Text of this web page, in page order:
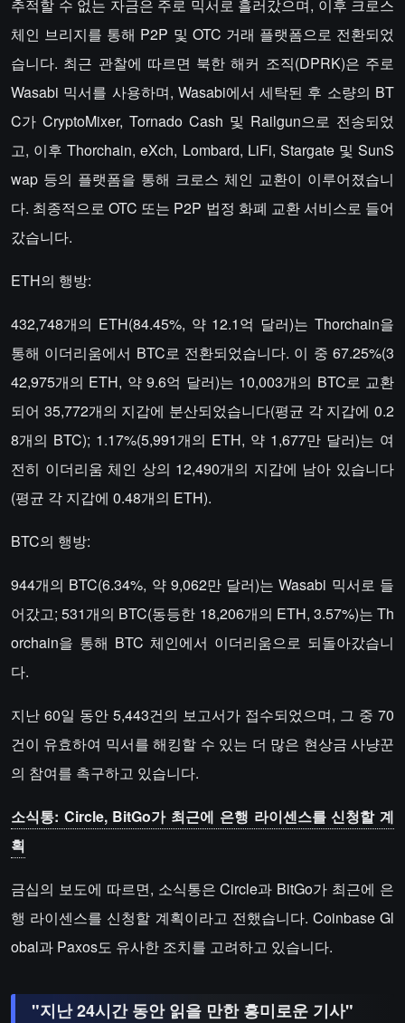
추적할 수 없는 자금은 주로 믹서로 흘러갔으며, 이후 크로스
체인 브리지를 통해 P2P 및 OTC 거래 플랫폼으로 전환되었
습니다. 최근 관찰에 따르면 북한 해커 조직(DPRK)은 주로
Wasabi 믹서를 사용하며, Wasabi에서 세탁된 후 소량의 BT
C가 CryptoMixer, Tornado Cash 및 Railgun으로 전송되었
고, 이후 Thorchain, eXch, Lombard, LiFi, Stargate 및 SunS
wap 등의 플랫폼을 통해 크로스 체인 교환이 이루어졌습니
다. 최종적으로 OTC 또는 P2P 법정 화폐 교환 서비스로 들어
갔습니다.
ETH의 행방:
432,748개의 ETH(84.45%, 약 12.1억 달러)는 Thorchain을
통해 이더리움에서 BTC로 전환되었습니다. 이 중 67.25%(3
42,975개의 ETH, 약 9.6억 달러)는 10,003개의 BTC로 교환
되어 35,772개의 지갑에 분산되었습니다(평균 각 지갑에 0.2
8개의 BTC); 1.17%(5,991개의 ETH, 약 1,677만 달러)는 여
전히 이더리움 체인 상의 12,490개의 지갑에 남아 있습니다
(평균 각 지갑에 0.48개의 ETH).
BTC의 행방:
944개의 BTC(6.34%, 약 9,062만 달러)는 Wasabi 믹서로 들
어갔고; 531개의 BTC(동등한 18,206개의 ETH, 3.57%)는 Th
orchain을 통해 BTC 체인에서 이더리움으로 되돌아갔습니
다.
지난 60일 동안 5,443건의 보고서가 접수되었으며, 그 중 70
건이 유효하여 믹서를 해킹할 수 있는 더 많은 현상금 사냥꾼
의 참여를 촉구하고 있습니다.
소식통: Circle, BitGo가 최근에 은행 라이센스를 신청할 계
획
금십의 보도에 따르면, 소식통은 Circle과 BitGo가 최근에 은
행 라이센스를 신청할 계획이라고 전했습니다. Coinbase Gl
obal과 Paxos도 유사한 조치를 고려하고 있습니다.
"지난 24시간 동안 읽을 만한 흥미로운 기사"